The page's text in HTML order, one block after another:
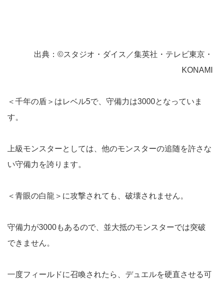
出典：©スタジオ・ダイス／集英社・テレビ東京・
KONAMI
＜千年の盾＞はレベル5で、守備力は3000となっていま
す。
上級モンスターとしては、他のモンスターの追随を許さな
い守備力を誇ります。
＜青眼の白龍＞に攻撃されても、破壊されません。
守備力が3000もあるので、並大抵のモンスターでは突破
できません。
一度フィールドに召喚されたら、デュエルを硬直させる可